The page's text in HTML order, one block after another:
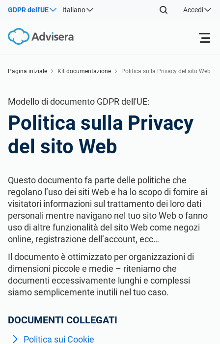
GDPR dell'UE Italiano Accedi
NIS2
ISO 42001
GDPR dell’UE
ISO 9001
ISO 14001
ISO 45001
Risorse gratuite
Per tipo
Altro
Settori
Aziende IT e SaaS
Infrastrutture critiche
Produzione
Trasporto e distribuzione
Formazione scolastica
Contattaci
Vedi la demo
Pagina iniziale Kit documentazione Politica sulla Privacy del sito Web
Modello di documento GDPR dell'UE:
Politica sulla Privacy
del sito Web
Questo documento fa parte delle politiche che
regolano l’uso dei siti Web e ha lo scopo di fornire ai
visitatori informazioni sul trattamento dei loro dati
personali mentre navigano nel tuo sito Web o fanno
uso di altre funzionalità del sito Web come negozi
online, registrazione dell’account, ecc…
Il documento è ottimizzato per organizzazioni di
dimensioni piccole e medie – riteniamo che
documenti eccessivamente lunghi e complessi
siamo semplicemente inutili nel tuo caso.
DOCUMENTI COLLEGATI
Politica sui Cookie